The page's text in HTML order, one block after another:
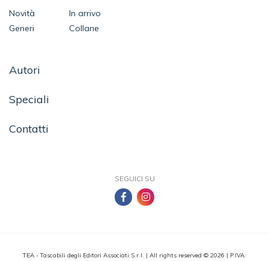
Novità
In arrivo
Generi
Collane
Autori
Speciali
Contatti
SEGUICI SU
TEA - Tascabili degli Editori Associati S.r.l. | All rights reserved © 2026 | P.IVA: